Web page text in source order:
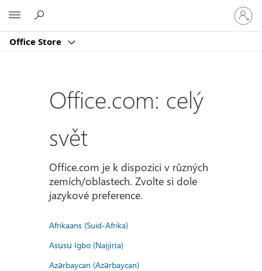
Office Store
se
ke
účtu
Office.com: celý
svět
Office.com je k dispozici v různých
zemích/oblastech. Zvolte si dole
jazykové preference.
Afrikaans (Suid-Afrika)
Asụsụ Igbo (Naịjịrịa)
Azərbaycan (Azərbaycan)